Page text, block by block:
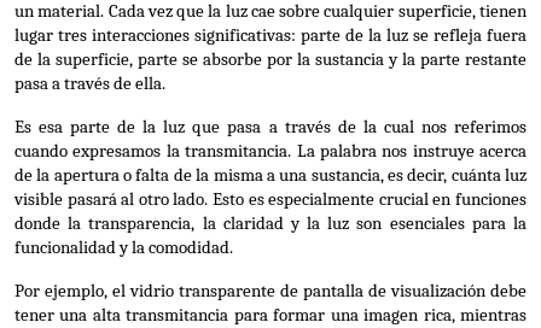
un material. Cada vez que la luz cae sobre cualquier superficie, tienen
lugar tres interacciones significativas: parte de la luz se refleja fuera
de la superficie, parte se absorbe por la sustancia y la parte restante
pasa a través de ella.
Es esa parte de la luz que pasa a través de la cual nos referimos
cuando expresamos la transmitancia. La palabra nos instruye acerca
de la apertura o falta de la misma a una sustancia, es decir, cuánta luz
visible pasará al otro lado. Esto es especialmente crucial en funciones
donde la transparencia, la claridad y la luz son esenciales para la
funcionalidad y la comodidad.
Por ejemplo, el vidrio transparente de pantalla de visualización debe
tener una alta transmitancia para formar una imagen rica, mientras